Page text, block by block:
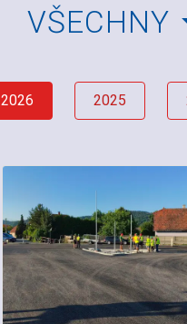
VŠECHNY
2026 2025